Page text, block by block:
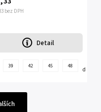
+
ďalšie
bez DPH
Detail
39 42 45 48
ďalšie